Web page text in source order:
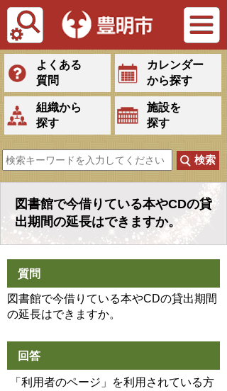
Tiếng Việt
よくある
質問
カレンダー
から探す
組織から
探す
施設を
探す
図書館で今借りている本やCDの貸
出期間の延長はできますか。
質問
図書館で今借りている本やCDの貸出期間
の延長はできますか。
回答
「利用者のページ」を利用されている方